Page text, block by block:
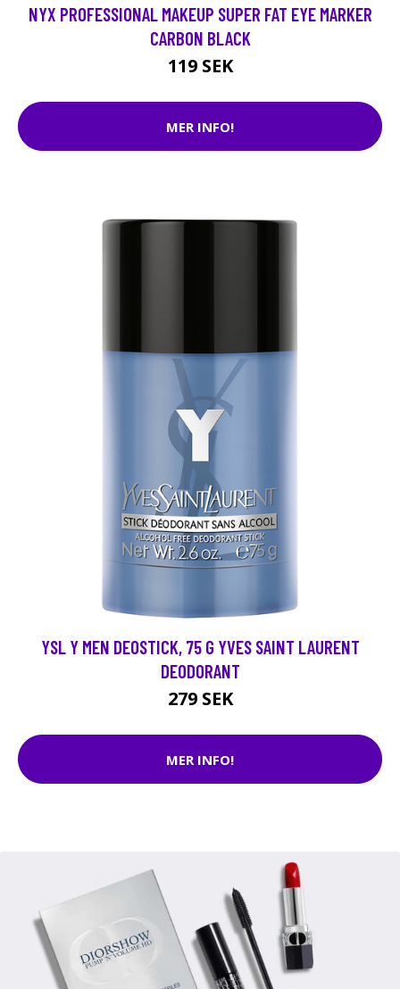
NYX PROFESSIONAL MAKEUP SUPER FAT EYE MARKER
CARBON BLACK
119 SEK
MER INFO!
YSL Y MEN DEOSTICK, 75 G YVES SAINT LAURENT
DEODORANT
279 SEK
MER INFO!